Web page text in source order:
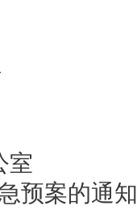
室
预案的通知